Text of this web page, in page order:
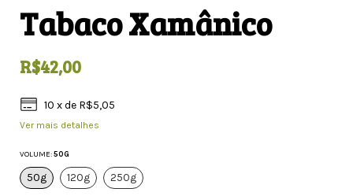
Tabaco Xamânico
R$42,00
10 x de R$5,05
Ver mais detalhes
VOLUME:50G
50g 120g 250g